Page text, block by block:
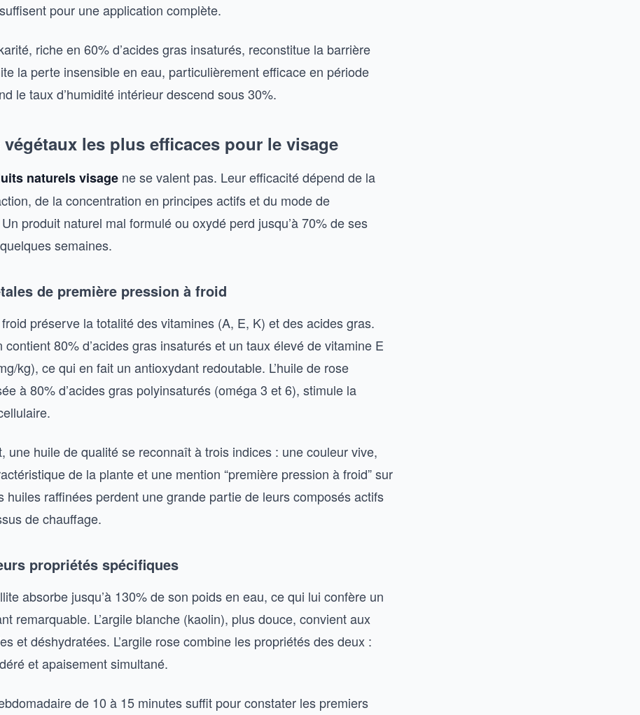
pour une application complète.
riche en 60% d’acides gras insaturés, reconstitue la barrière
la perte insensible en eau, particulièrement efficace en période
le taux d’humidité intérieur descend sous 30%.
les plus efficaces pour le visage
naturels visage ne se valent pas. Leur efficacité dépend de la
de la concentration en principes actifs et du mode de
produit naturel mal formulé ou oxydé perd jusqu’à 70% de ses
semaines.
de première pression à froid
préserve la totalité des vitamines (A, E, K) et des acides gras.
contient 80% d’acides gras insaturés et un taux élevé de vitamine E
kg), ce qui en fait un antioxydant redoutable. L’huile de rose
à 80% d’acides gras polyinsaturés (oméga 3 et 6), stimule la
une huile de qualité se reconnaît à trois indices : une couleur vive,
de la plante et une mention “première pression à froid” sur
huiles raffinées perdent une grande partie de leurs composés actifs
de chauffage.
propriétés spécifiques
absorbe jusqu’à 130% de son poids en eau, ce qui lui confère un
remarquable. L’argile blanche (kaolin), plus douce, convient aux
et déshydratées. L’argile rose combine les propriétés des deux :
et apaisement simultané.
de 10 à 15 minutes suffit pour constater les premiers